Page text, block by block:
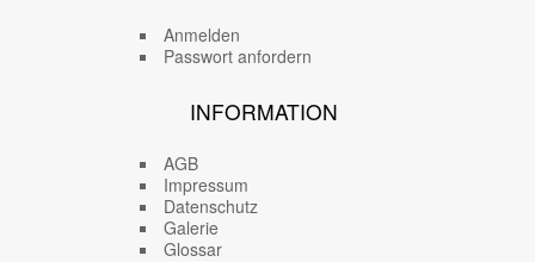
Anmelden
Passwort anfordern
INFORMATION
AGB
Impressum
Datenschutz
Galerie
Glossar